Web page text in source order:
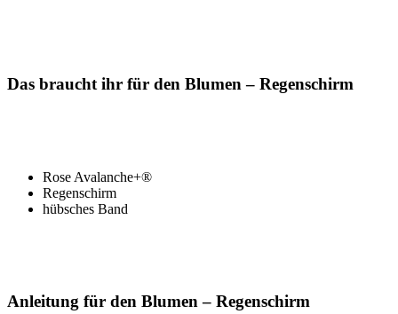
Das braucht ihr für den Blumen – Regenschirm
Rose Avalanche+®
Regenschirm
hübsches Band
Anleitung für den Blumen – Regenschirm